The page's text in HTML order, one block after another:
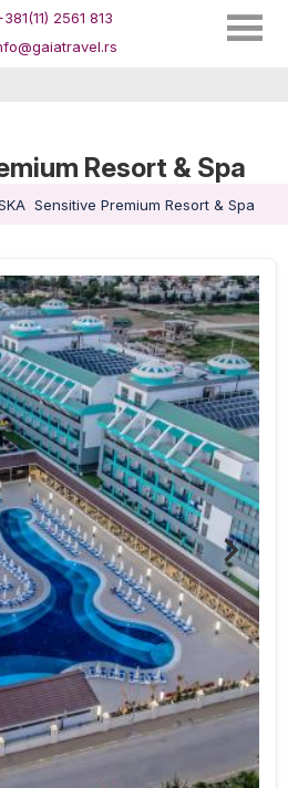
2561 813
Resort & Spa
Sensitive Premium Resort & Spa